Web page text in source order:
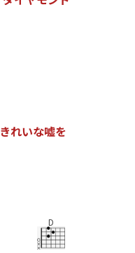
きれいな嘘を
D